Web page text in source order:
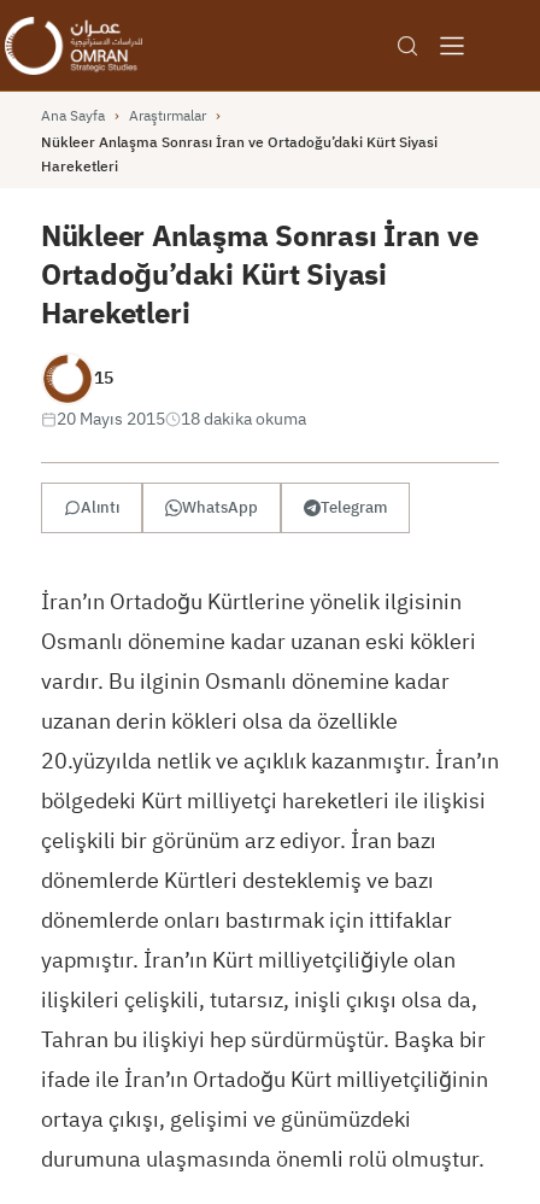
Ana Sayfa › Araştırmalar ›
Nükleer Anlaşma Sonrası İran ve Ortadoğu’daki Kürt Siyasi
Hareketleri
Nükleer Anlaşma Sonrası İran ve
Ortadoğu’daki Kürt Siyasi
Hareketleri
15
20 Mayıs 2015
18 dakika okuma
Alıntı WhatsApp Telegram
İran’ın Ortadoğu Kürtlerine yönelik ilgisinin
Osmanlı dönemine kadar uzanan eski kökleri
vardır. Bu ilginin Osmanlı dönemine kadar
uzanan derin kökleri olsa da özellikle
20.yüzyılda netlik ve açıklık kazanmıştır. İran’ın
bölgedeki Kürt milliyetçi hareketleri ile ilişkisi
çelişkili bir görünüm arz ediyor. İran bazı
dönemlerde Kürtleri desteklemiş ve bazı
dönemlerde onları bastırmak için ittifaklar
yapmıştır. İran’ın Kürt milliyetçiliğiyle olan
ilişkileri çelişkili, tutarsız, inişli çıkışı olsa da,
Tahran bu ilişkiyi hep sürdürmüştür. Başka bir
ifade ile İran’ın Ortadoğu Kürt milliyetçiliğinin
ortaya çıkışı, gelişimi ve günümüzdeki
durumuna ulaşmasında önemli rolü olmuştur.